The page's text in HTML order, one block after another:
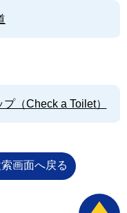
（Check a Toilet）
画面へ戻る